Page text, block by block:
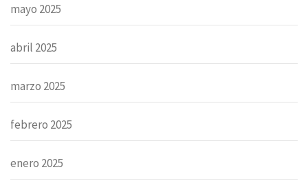
mayo 2025
abril 2025
marzo 2025
febrero 2025
enero 2025